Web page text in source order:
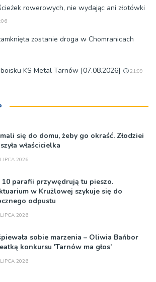
rowerowych, nie wydając ani złotówki
zostanie droga w Chomranicach
KS Metal Tarnów [07.08.2026] 21:09
się do domu, żeby go okraść. Złodziei
właścicielka
2026
10 parafii przywędrują tu pieszo.
w Krużlowej szykuje się do
odpustu
2026
sobie marzenia – Oliwia Bańbor
konkursu 'Tarnów ma głos’
2026